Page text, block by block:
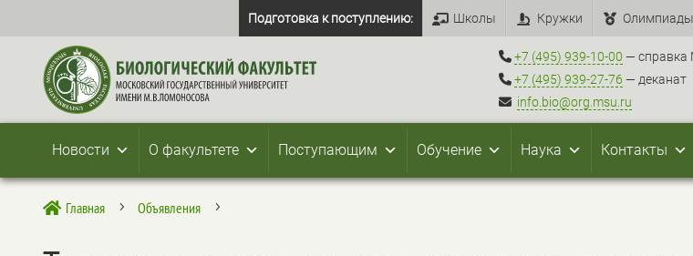
Подготовка к поступлению: Школы Кружки Олимпиады
+7 (495) 939-10-00 — справка
+7 (495) 939-27-76 — деканат
info.bio@org.msu.ru
Новости О факультете Поступающим Обучение Наука Контакты
 Главная 5 Объявления 5